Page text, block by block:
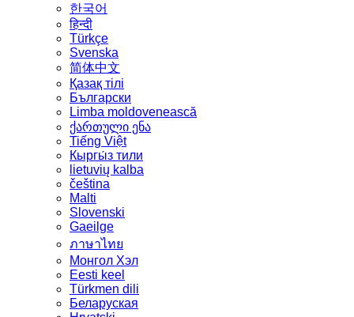
한국어
हिन्दी
Türkçe
Svenska
简体中文
Қазақ тілі
Български
Limba moldovenească
ქართული ენა
Tiếng Việt
Кыргы́з тили
lietuvių kalba
čeština
Malti
Slovenski
Gaeilge
ภาษาไทย
Монгол Хэл
Eesti keel
Türkmen dili
Беларуская